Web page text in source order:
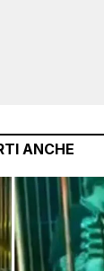
ANCHE